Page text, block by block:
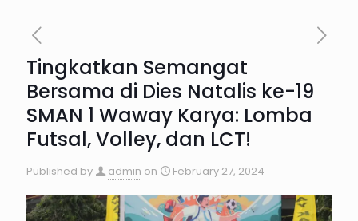
Tingkatkan Semangat
Bersama di Dies Natalis ke-19
SMAN 1 Waway Karya: Lomba
Futsal, Volley, dan LCT!
Published by admin on February 27, 2024